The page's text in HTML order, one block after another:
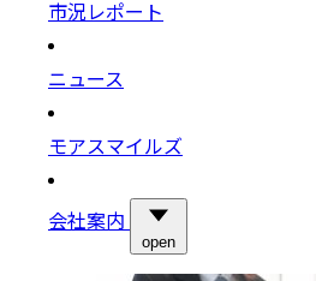
市況レポート
ニュース
モアスマイルズ
会社案内
open